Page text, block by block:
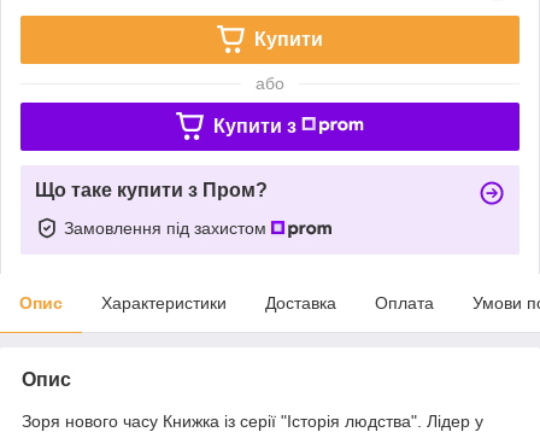
Купити
або
Купити з
Що таке купити з Пром?
Замовлення під захистом
Опис Характеристики Доставка Оплата Умови
Опис
Зоря нового часу Книжка iз серії "Історія людства". Лідер у